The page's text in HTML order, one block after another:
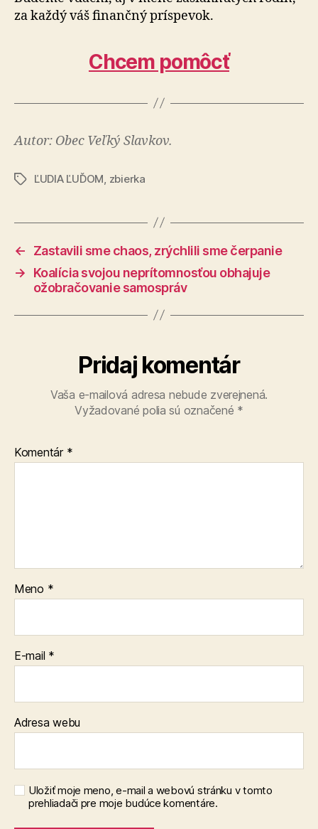
za každý váš finančný príspevok.
Chcem pomôcť
Autor: Obec Veľký Slavkov.
ZnačkyĽUDIA ĽUĎOM zbierka
←
Zastavili sme chaos, zrýchlili sme čerpanie
→
Koalícia svojou neprítomnosťou obhajuje
ožobračovanie samospráv
Pridaj komentár
Vaša e-mailová adresa nebude zverejnená.
Vyžadované polia sú označené *
Komentár *
Meno *
E-mail *
Adresa webu
Uložiť moje meno, e-mail a webovú stránku v tomto
prehliadači pre moje budúce komentáre.